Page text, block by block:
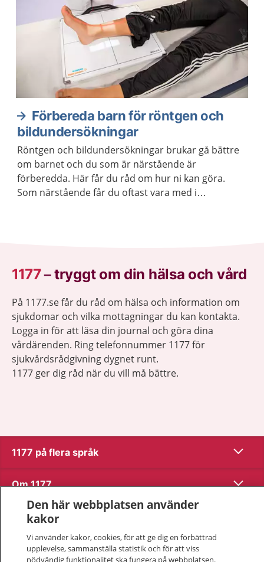
Förbereda barn för röntgen och
bildundersökningar
Röntgen och bildundersökningar brukar gå bättre
om barnet och du som är närstående är
förberedda. Här får du råd om hur ni kan göra.
Som närstående får du oftast vara med i
1177–tryggt om din hälsa och vård
På 1177.se får du råd om hälsa och information om
sjukdomar och vilka mottagningar du kan kontakta.
Logga in för att läsa din journal och göra dina
vårdärenden. Ring telefonnummer 1177 för
sjukvårdsrådgivning dygnet runt.
1177 ger dig råd när du vill må bättre.
1177 på flera språk Visa
Om 1177 Visa
Kontakt
Behandling av personuppgifter
Den här webbplatsen använder
kakor
Vi använder kakor, cookies, för att ge dig en förbättrad
upplevelse, sammanställa statistik och för att viss
nödvändig funktionalitet ska fungera på webbplatsen.